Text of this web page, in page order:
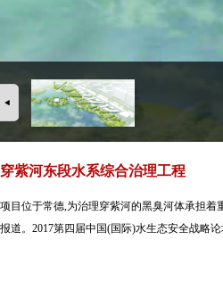
穿紫河东段水系综合治理工程
项目位于常德,为治理穿紫河的黑臭河体承担
报道。2017第四届中国(国际)水生态安全战略